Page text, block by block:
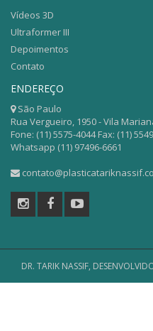
Vídeos 3D
Ultraformer III
Depoimentos
Contato
ENDEREÇO
São Paulo
Rua Vergueiro, 1950 - Vila
Fone: (11) 5575-4044 Fax: (11)
Whatsapp (11) 97496-6661
DR. TARIK NASSIF,